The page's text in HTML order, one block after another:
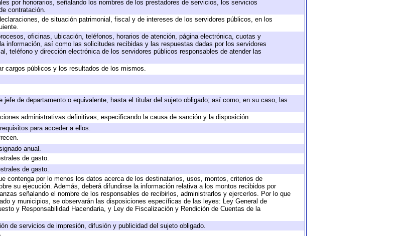
por honorarios, señalando los nombres de los prestadores de servicios, los servicios
contratación.
de situación patrimonial, fiscal y de intereses de los servidores públicos, en los
oficinas, ubicación, teléfonos, horarios de atención, página electrónica, cuotas y
información, así como las solicitudes recibidas y las respuestas dadas por los servidores
teléfono y dirección electrónica de los servidores públicos responsables de atender las
cargos públicos y los resultados de los mismos.
de departamento o equivalente, hasta el titular del sujeto obligado; así como, en su caso, las
administrativas definitivas, especificando la causa de sanción y la disposición.
para acceder a ellos.
anual.
de gasto.
de gasto.
contenga por lo menos los datos acerca de los destinatarios, usos, montos, criterios de
su ejecución. Además, deberá difundirse la información relativa a los montos recibidos por
señalando el nombre de los responsables de recibirlos, administrarlos y ejercerlos. Por lo que
y municipios, se observarán las disposiciones específicas de las leyes: Ley General de
y Responsabilidad Hacendaria, y Ley de Fiscalización y Rendición de Cuentas de la
de servicios de impresión, difusión y publicidad del sujeto obligado.